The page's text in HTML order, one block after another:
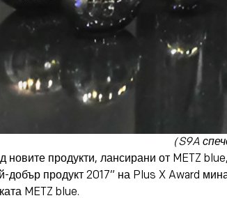
（S9A
новите продукти, лансирани от METZ
добър продукт 2017” на Plus X Award
METZ blue.